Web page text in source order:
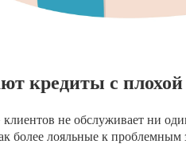
кредиты с плохой
не обслуживает ни
более лояльные к проблемным